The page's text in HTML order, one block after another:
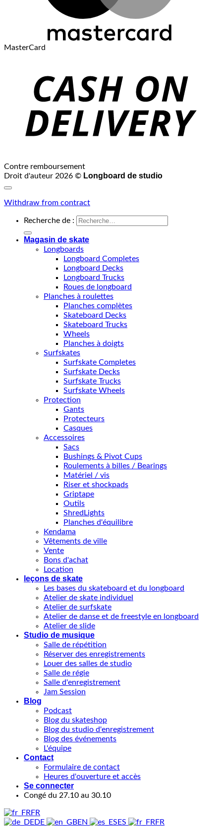
MasterCard
Contre remboursement
Droit d'auteur 2026 © Longboard de studio
Withdraw from contract
Recherche de :
Magasin de skate
Longboards
Longboard Completes
Longboard Decks
Longboard Trucks
Roues de longboard
Planches à roulettes
Planches complètes
Skateboard Decks
Skateboard Trucks
Wheels
Planches à doigts
Surfskates
Surfskate Completes
Surfskate Decks
Surfskate Trucks
Surfskate Wheels
Protection
Gants
Protecteurs
Casques
Accessoires
Sacs
Bushings & Pivot Cups
Roulements à billes / Bearings
Matériel / vis
Riser et shockpads
Griptape
Outils
ShredLights
Planches d'équilibre
Kendama
Vêtements de ville
Vente
Bons d'achat
Location
leçons de skate
Les bases du skateboard et du longboard
Atelier de skate individuel
Atelier de surfskate
Atelier de danse et de freestyle en longboard
Atelier de slide
Studio de musique
Salle de répétition
Réserver des enregistrements
Louer des salles de studio
Salle de régie
Salle d'enregistrement
Jam Session
Blog
Podcast
Blog du skateshop
Blog du studio d'enregistrement
Blog des événements
L'équipe
Contact
Formulaire de contact
Heures d'ouverture et accès
Se connecter
Congé du 27.10 au 30.10
FR
DE
EN ES FR